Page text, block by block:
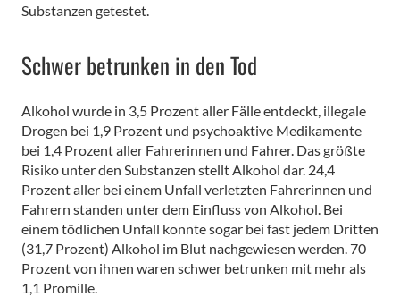
Substanzen getestet.
Schwer betrunken in den Tod
Alkohol wurde in 3,5 Prozent aller Fälle entdeckt, illegale
Drogen bei 1,9 Prozent und psychoaktive Medikamente
bei 1,4 Prozent aller Fahrerinnen und Fahrer. Das größte
Risiko unter den Substanzen stellt Alkohol dar. 24,4
Prozent aller bei einem Unfall verletzten Fahrerinnen und
Fahrern standen unter dem Einfluss von Alkohol. Bei
einem tödlichen Unfall konnte sogar bei fast jedem Dritten
(31,7 Prozent) Alkohol im Blut nachgewiesen werden. 70
Prozent von ihnen waren schwer betrunken mit mehr als
1,1 Promille.